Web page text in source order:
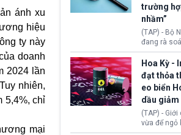
ánh xu
hiệu
ty này
doanh
2024 lần
nhiên,
5,4%, chỉ
mại
gan B hoặc
sẽ không
định không
chuẩn sức
chi phí điều
trường
nhầm”
(TAP) - Bộ
đang rà
sơ thuộc
Định cư EU
Settlement
EUSS) sau
có trường
quy chế cư
Brexit “do
Động thái
lên lo ngại
Hoa Kỳ -
đạt thỏa
eo biển
dầu giảm
(TAP) -
vừa để ngỏ
sớm đạt